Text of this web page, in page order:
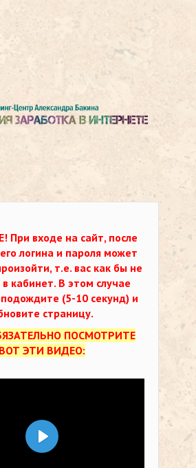
При входе на сайт, после
логина и пароля может
т.е. вас как бы не
в кабинет. В этом случае
(5-10 секунд) и
страницу.
ПОСМОТРИТЕ
ВОТ ЭТИ ВИДЕО:
Воспроизвести